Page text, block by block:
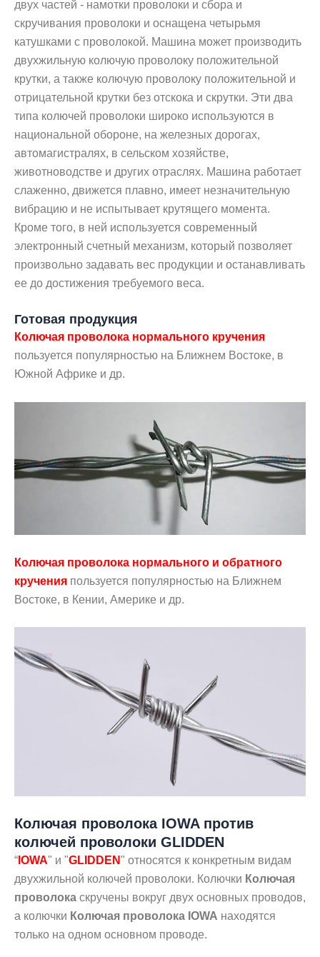
двух частей - намотки проволоки и сбора и
скручивания проволоки и оснащена четырьмя
катушками с проволокой. Машина может производить
двухжильную колючую проволоку положительной
крутки, а также колючую проволоку положительной и
отрицательной крутки без отскока и скрутки. Эти два
типа колючей проволоки широко используются в
национальной обороне, на железных дорогах,
автомагистралях, в сельском хозяйстве,
животноводстве и других отраслях. Машина работает
слаженно, движется плавно, имеет незначительную
вибрацию и не испытывает крутящего момента.
Кроме того, в ней используется современный
электронный счетный механизм, который позволяет
произвольно задавать вес продукции и останавливать
ее до достижения требуемого веса.
Готовая продукция
Колючая проволока нормального кручения
пользуется популярностью на Ближнем Востоке, в
Южной Африке и др.
Колючая проволока нормального и обратного
кручения пользуется популярностью на Ближнем
Востоке, в Кении, Америке и др.
Колючая проволока IOWA против
колючей проволоки GLIDDEN
“ IOWA" и "GLIDDEN" относятся к конкретным видам
двухжильной колючей проволоки. Колючки Колючая
проволока скручены вокруг двух основных проводов,
а колючки Колючая проволока IOWA находятся
только на одном основном проводе.